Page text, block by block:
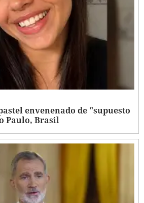
envenenado de "supuesto
Paulo, Brasil